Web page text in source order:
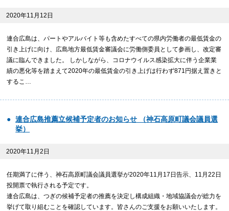
2020年11月12日
連合広島は、パートやアルバイト等も含めたすべての県内労働者の最低賃金の
引き上げに向け、広島地方最低賃金審議会に労働側委員として参画し、改定審
議に臨んできました。 しかしながら、コロナウイルス感染拡大に伴う企業業
績の悪化等を踏まえて2020年の最低賃金の引き上げは行わず871円据え置きと
するこ…
連合広島推薦立候補予定者のお知らせ （神石高原町議会議員選
挙）
2020年11月2日
任期満了に伴う、神石高原町議会議員選挙が2020年11月17日告示、11月22日
投開票で執行される予定です。
連合広島は、つぎの候補予定者の推薦を決定し構成組織・地域協議会が総力を
挙げて取り組むことを確認しています。皆さんのご支援をお願いいたします。